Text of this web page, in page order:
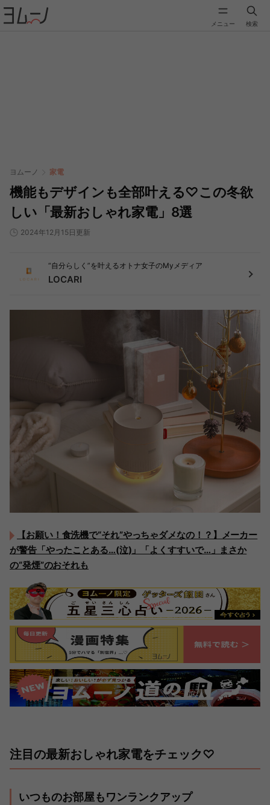
メニュー 検索
ヨムーノ 家電
機能もデザインも全部叶える♡この冬欲
しい「最新おしゃれ家電」8選
2024年12月15日更新
“自分らしく”を叶えるオトナ女子のMyメディア
LOCARI
【お願い！食洗機で“それ”やっちゃダメなの！？】メーカー
が警告「やったことある…(泣)」「よくすすいで…」まさか
の“発煙”のおそれも
注目の最新おしゃれ家電をチェック♡
いつものお部屋もワンランクアップ